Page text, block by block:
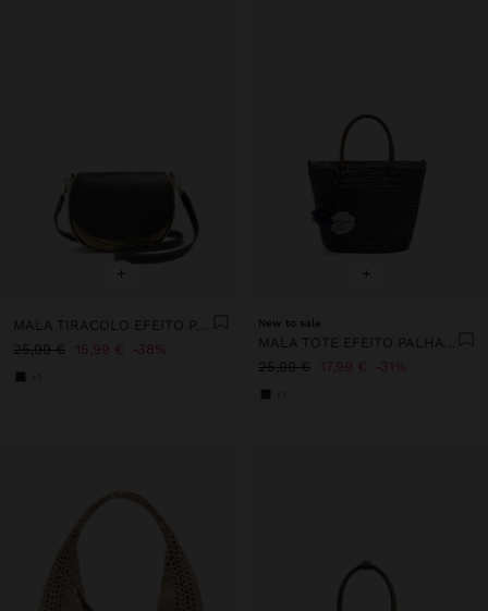
+
MALA TIRACOLO EFEITO PALHA COM ABA
25,99 €
15,99 € 38%
+
New to sale
MALA TOTE EFEITO PALHA COM PENDURO
25,99 €
17,99 € 31%